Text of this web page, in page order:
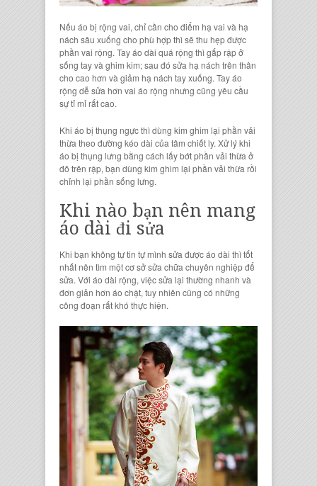
Nếu áo bị rộng vai, chỉ cần cho điểm hạ vai và hạ
nách sâu xuống cho phù hợp thì sẽ thu hẹp được
phần vai rộng.Tay áo dài quá rộng thì gấp rập ở
sống tay và ghim kim; sau đó sửa hạ nách trên thân
cho cao hơn và giảm hạ nách tay xuống.Tay áo
rộng dễ sửa hơn vai áo rộng nhưng cũng yêu cầu
sự tỉ mỉ rất cao.
Khi áo bị thụng ngực thì dùng kim ghim lại phần vải
thừa theo đường kéo dài của tâm chiết ly. Xử lý khi
áo bị thụng lưng bằng cách lấy bớt phần vải thừa ở
đô trên rập, bạn dùng kim ghim lại phần vải thừa rồi
chỉnh lại phần sống lưng.
Khi nào bạn nên mang
áo dài đi sửa
Khi bạn không tự tin tự mình sửa được áo dài thì tốt
nhất nên tìm mộtcơ sở sửa chữa chuyên nghiệpđể
sửa. Với áo dài rộng, việc sửa lại thường nhanh và
đơn giản hơn áo chật, tuy nhiên cũng có những
công đoạn rất khó thực hiện.